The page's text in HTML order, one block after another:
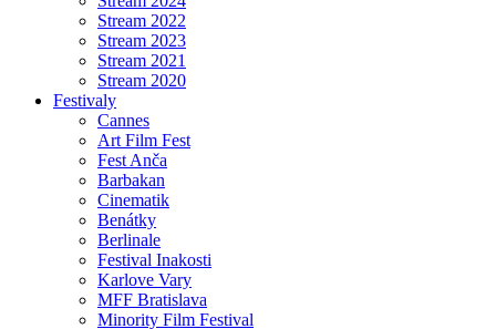
Stream 2022
Stream 2023
Stream 2021
Stream 2020
Festivaly
Cannes
Art Film Fest
Fest Anča
Barbakan
Cinematik
Benátky
Berlinale
Festival Inakosti
Karlove Vary
MFF Bratislava
Minority Film Festival